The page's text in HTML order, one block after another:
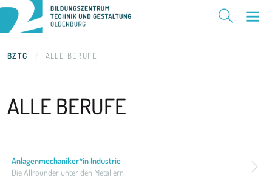
BZTG ALLE BERUFE
ALLE BERUFE
Anlagenmechaniker*in Industrie
Die Allrounder unter den Metallern